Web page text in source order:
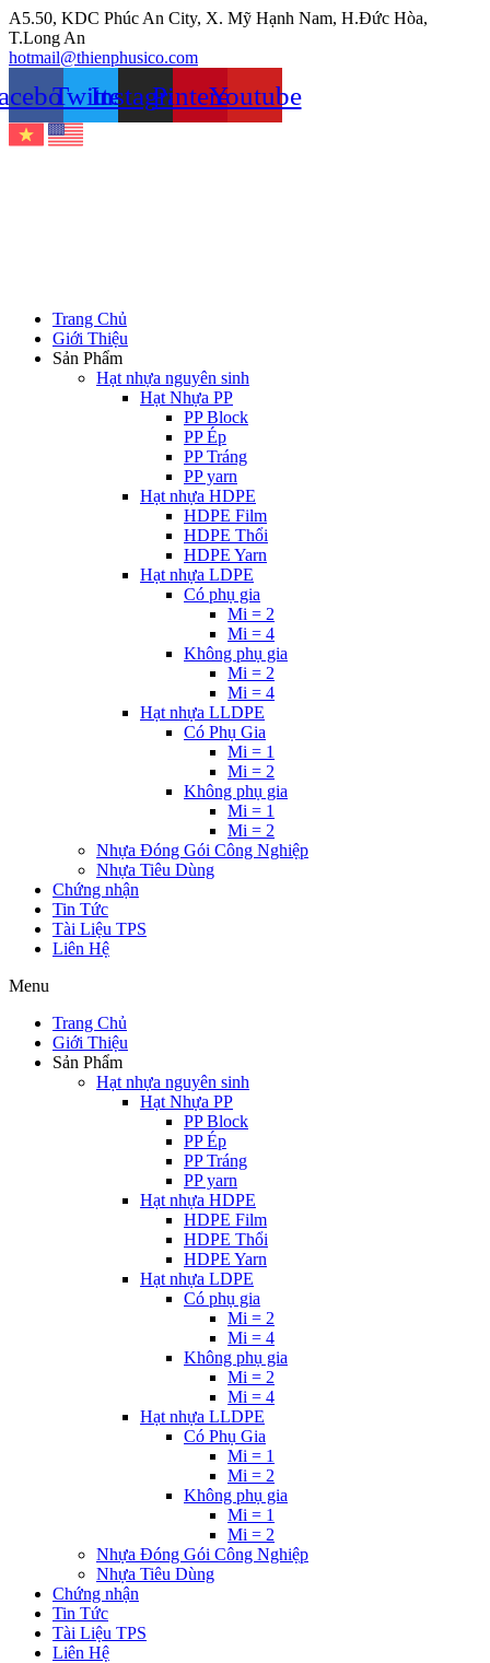
Chuyển
đến
nội
A5.50, KDC Phúc An City, X. Mỹ Hạnh Nam, H.Đức Hòa,
T.Long An
hotmail@thienphusico.com
TwitterInstagramPinterestYoutube
Trang Chủ
Giới Thiệu
Sản Phẩm
Hạt nhựa nguyên sinh
Hạt Nhựa PP
PP Block
PP Ép
PP Tráng
PP yarn
Hạt nhựa HDPE
HDPE Film
HDPE Thổi
HDPE Yarn
Hạt nhựa LDPE
Có phụ gia
Mi = 2
Mi = 4
Không phụ gia
Mi = 2
Mi = 4
Hạt nhựa LLDPE
Có Phụ Gia
Mi = 1
Mi = 2
Không phụ gia
Mi = 1
Mi = 2
Nhựa Đóng Gói Công Nghiệp
Nhựa Tiêu Dùng
Chứng nhận
Tin Tức
Tài Liệu TPS
Liên Hệ
Menu
Trang Chủ
Giới Thiệu
Sản Phẩm
Hạt nhựa nguyên sinh
Hạt Nhựa PP
PP Block
PP Ép
PP Tráng
PP yarn
Hạt nhựa HDPE
HDPE Film
HDPE Thổi
HDPE Yarn
Hạt nhựa LDPE
Có phụ gia
Mi = 2
Mi = 4
Không phụ gia
Mi = 2
Mi = 4
Hạt nhựa LLDPE
Có Phụ Gia
Mi = 1
Mi = 2
Không phụ gia
Mi = 1
Mi = 2
Nhựa Đóng Gói Công Nghiệp
Nhựa Tiêu Dùng
Chứng nhận
Tin Tức
Tài Liệu TPS
Liên Hệ